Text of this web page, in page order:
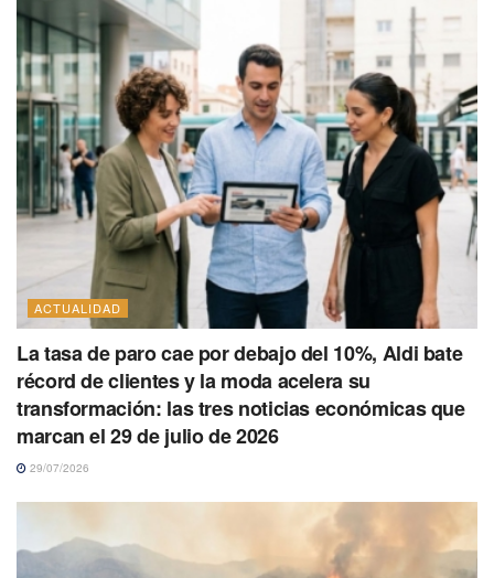
ACTUALIDAD
La tasa de paro cae por debajo del 10%, Aldi bate
récord de clientes y la moda acelera su
transformación: las tres noticias económicas que
marcan el 29 de julio de 2026
29/07/2026